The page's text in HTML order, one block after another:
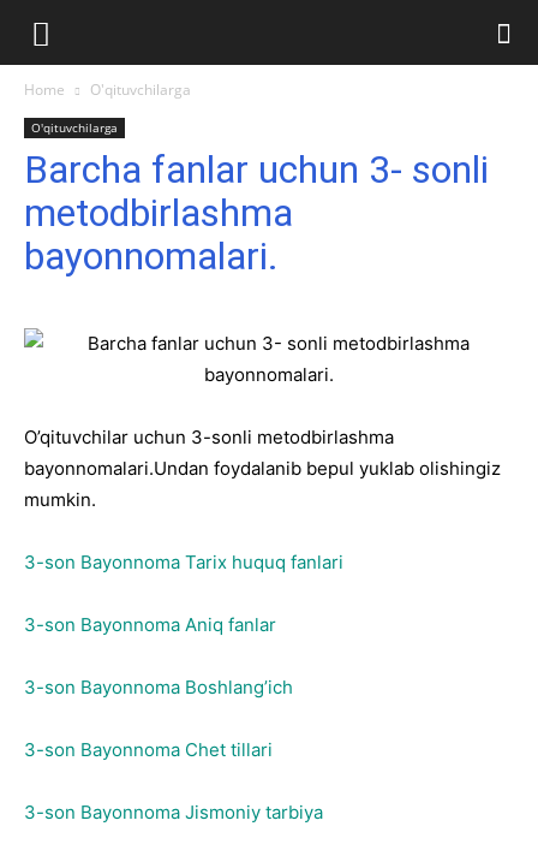
Home O'qituvchilarga
O'qituvchilarga
Barcha fanlar uchun 3- sonli
metodbirlashma
bayonnomalari.
O’qituvchilar uchun 3-sonli metodbirlashma
bayonnomalari.Undan foydalanib bepul yuklab olishingiz
mumkin.
3-son Bayonnoma Tarix huquq fanlari
3-son Bayonnoma Aniq fanlar
3-son Bayonnoma Boshlang’ich
3-son Bayonnoma Chet tillari
3-son Bayonnoma Jismoniy tarbiya